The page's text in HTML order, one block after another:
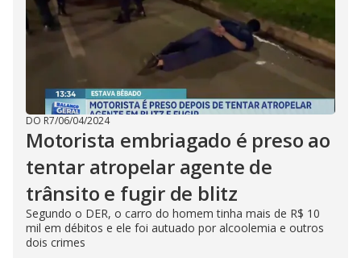
DO R7/06/04/2024
Motorista embriagado é preso ao
tentar atropelar agente de
trânsito e fugir de blitz
Segundo o DER, o carro do homem tinha mais de R$ 10
mil em débitos e ele foi autuado por alcoolemia e outros
dois crimes